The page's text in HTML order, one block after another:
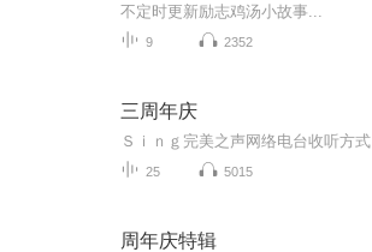
不定时更新励志鸡汤小故事...
9 2352
三周年庆
25 5015
周年庆特辑